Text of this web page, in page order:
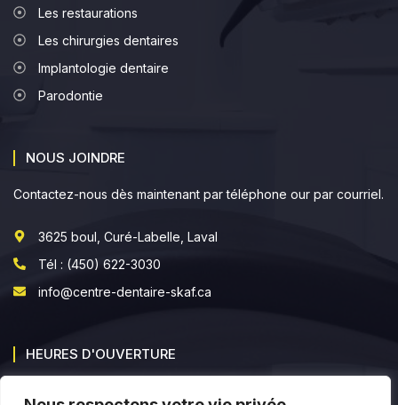
Les restaurations
Les chirurgies dentaires
Implantologie dentaire
Parodontie
NOUS JOINDRE
Contactez-nous dès maintenant par téléphone our par courriel.
3625 boul, Curé-Labelle, Laval
Tél : (450) 622-3030
info@centre-dentaire-skaf.ca
HEURES D'OUVERTURE